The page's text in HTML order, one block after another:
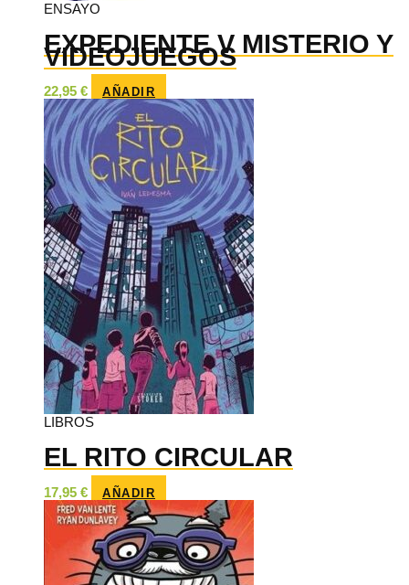
ENSAYO
EXPEDIENTE V MISTERIO Y
VIDEOJUEGOS
22,95 € AÑADIR
LIBROS
EL RITO CIRCULAR
17,95 € AÑADIR